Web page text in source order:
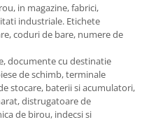
in magazine, fabrici,
industriale. Etichete
coduri de bare, numere de
documente cu destinatie
de schimb, terminale
stocare, baterii si acumulatori,
distrugatoare de
de birou, indecsi si